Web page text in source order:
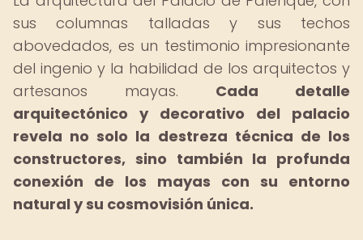
sus columnas talladas y sus techos
abovedados, es un testimonio impresionante
del ingenio y la habilidad de los arquitectos y
artesanos mayas. Cada detalle
arquitectónico y decorativo del palacio
revela no solo la destreza técnica de los
constructores, sino también la profunda
conexión de los mayas con su entorno
natural y su cosmovisión única.